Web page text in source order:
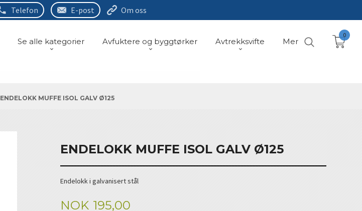
Telefon E-post Om oss
Se alle kategorier Avfuktere og byggtørker Avtrekksvifte Mer
0
ENDELOKK MUFFE ISOL GALV Ø125
ENDELOKK MUFFE ISOL GALV Ø125
Endelokk i galvanisert stål
Pris
NOK 195,00